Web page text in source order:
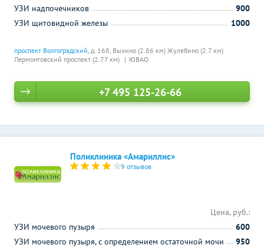
проспект Волгоградский, д. 168, Выхино (2.86 км) Жулебино (2.7 км)
Лермонтовский проспект (2.77 км)
ЮВАО
УЗИ надпочечников
900
УЗИ щитовидной железы
1000
+7 495 125-26-66
Поликлиника «Амариллис»
9 отзывов
Цена, руб.:
УЗИ мочевого пузыря
600
УЗИ мочевого пузыря, с определением остаточной мочи
950